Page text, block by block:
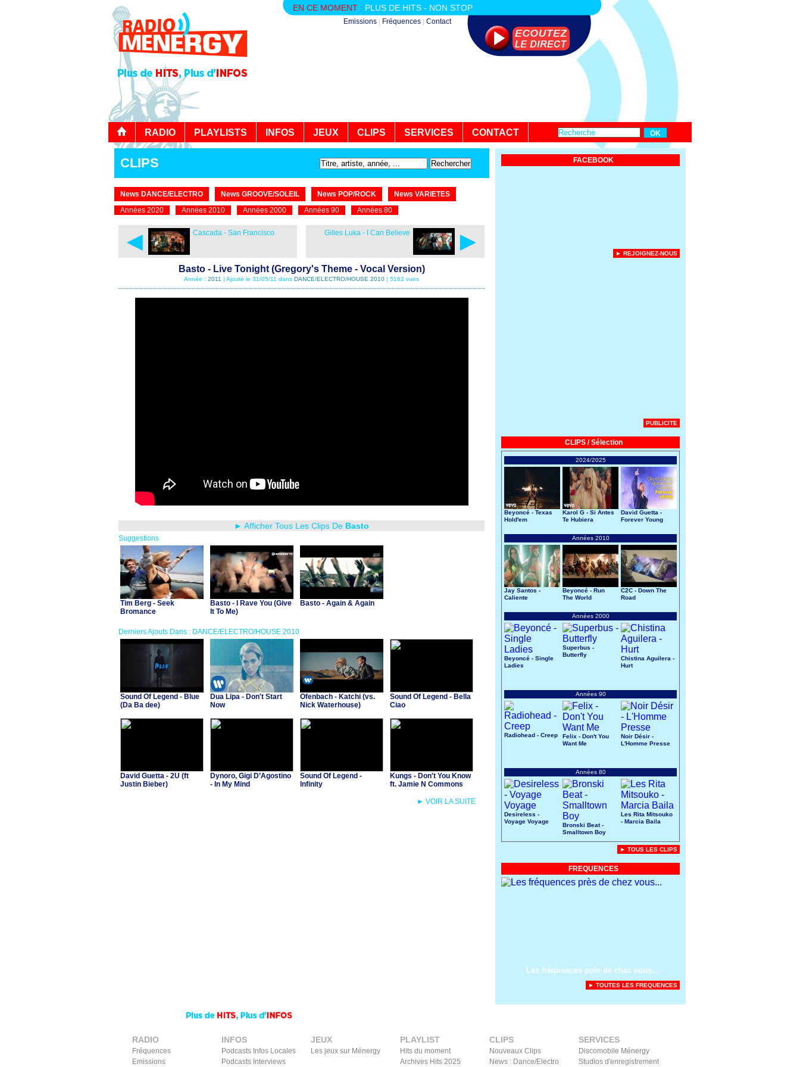
EN CE MOMENT : PLUS DE HITS - NON STOP
Emissions Fréquences Contact
RADIO PLAYLISTS INFOS JEUX CLIPS SERVICES CONTACT
CLIPS
News DANCE/ELECTRO News GROOVE/SOLEIL News POP/ROCK
News VARIETES
Années 2020
Années 2010 Années 2000 Années 90 Années 80
◄ Cascada - San Francisco ►
Gilles Luka - I Can Believe
Basto - Live Tonight (Gregory's Theme - Vocal Version)
Année : 2011 | Ajouté le 31/05/11 dans DANCE/ELECTRO/HOUSE 2010 | 5162 vues
► Afficher Tous Les Clips De Basto
Suggestions
Tim Berg - Seek
Bromance
Basto - I Rave You (Give
It To Me)
Basto - Again & Again
Derniers Ajouts Dans : DANCE/ELECTRO/HOUSE 2010
Sound Of Legend - Blue
(Da Ba dee)
Dua Lipa - Don't Start
Now
Ofenbach - Katchi (vs.
Nick Waterhouse)
Sound Of Legend - Bella
Ciao
David Guetta - 2U (ft
Justin Bieber)
Dynoro, Gigi D’Agostino
- In My Mind
Sound Of Legend -
Infinity
Kungs - Don't You Know
ft. Jamie N Commons
► VOIR LA SUITE
FACEBOOK
► REJOIGNEZ-NOUS
PUBLICITE
CLIPS / Sélection
2024/2025
Beyoncé - Texas
Hold'em
Karol G - Si Antes
Te Hubiera
David Guetta -
Forever Young
Années 2010
Jay Santos -
Caliente
Beyoncé - Run
The World
C2C - Down The
Road
Années 2000
Beyoncé - Single
Ladies
Superbus -
Butterfly
Chistina Aguilera -
Hurt
Années 90
Radiohead - Creep
Felix - Don't You
Want Me
Noir Désir -
L'Homme Presse
Années 80
Desireless -
Voyage Voyage
Bronski Beat -
Smalltown Boy
Les Rita Mitsouko
- Marcia Baila
► TOUS LES CLIPS
FREQUENCES
Les fréquences près de chez vous...
► TOUTES LES FREQUENCES
RADIO
Fréquences
Emissions
INFOS
Podcasts Infos Locales
Podcasts Interviews
JEUX
Les jeux sur Ménergy
PLAYLIST
Hits du moment
Archives Hits 2025
CLIPS
Nouveaux Clips
News : Dance/Electro
SERVICES
Discomobile Ménergy
Studios d'enregistrement